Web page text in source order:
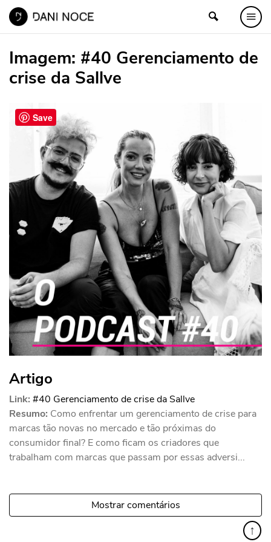
Imagem: #40 Gerenciamento de
crise da Sallve
Artigo
Link: #40 Gerenciamento de crise da Sallve
Resumo: Como enfrentar um gerenciamento de crise para
marcas tão novas no mercado e tão próximas do
consumidor final? E como ficam os criadores que
trabalham com marcas que passam por essas adversi...
Mostrar comentários
↑
Save